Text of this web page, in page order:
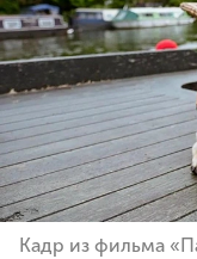
Кадр из фильма